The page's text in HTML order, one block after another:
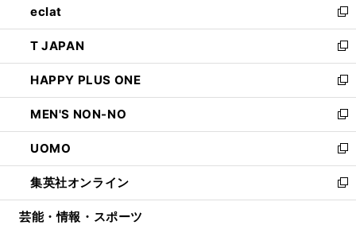
く
で
開
く
ド
ウ
で
開
く
ィ
ン
ド
ウ
で
開
く
い
ウ
ィ
ン
ド
ウ
で
開
く
eclat
新
し
い
ウ
ィ
ン
ド
ウ
で
開
く
T JAPAN
新
し
い
ウ
ィ
ン
ド
ウ
で
開
HAPPY PLUS ONE
新
し
い
ウ
ィ
ン
ド
ウ
MEN'S NON-NO
新
し
い
ウ
ィ
ン
UOMO
新
し
い
ウ
集英社オンライン
新
し
芸能・情報・スポーツ